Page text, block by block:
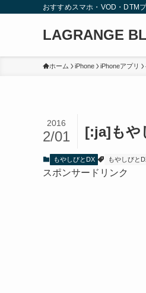
おすすめスマホ・VOD・DTM
LAGRANGE
ホーム iPhone iPhoneアプリ
[:ja]もや
2016
2/01
もやしびとDX もやしびと
スポンサードリンク